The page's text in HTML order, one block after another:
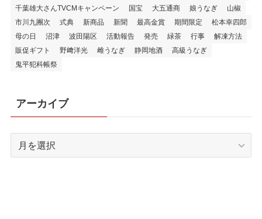
千葉雄大さんTVCMキャンペーン
国宝 大五通商 娘うなぎ
山椒
市川九團次
式典 新商品 新聞 最高金賞 期間限定
松本幸四郎
母の日
沼津 波田陽区 活動報告 発売 緑茶 行事
解凍方法
販促ギフト
野﨑洋光 雌うなぎ 静岡地酒
高級うなぎ
鬼平犯科帳祭
アーカイブ